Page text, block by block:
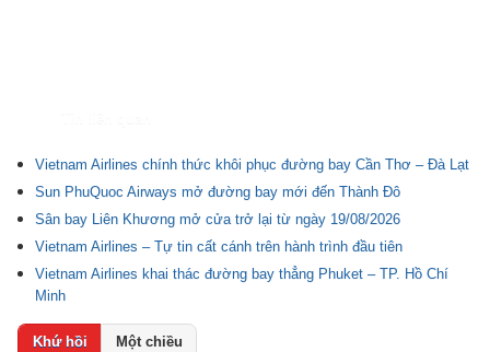
Vietnam Airlines chính thức khôi phục đường bay Cần Thơ – Đà Lạt
Sun PhuQuoc Airways mở đường bay mới đến Thành Đô
Sân bay Liên Khương mở cửa trở lại từ ngày 19/08/2026
Vietnam Airlines – Tự tin cất cánh trên hành trình đầu tiên
Vietnam Airlines khai thác đường bay thẳng Phuket – TP. Hồ Chí
Minh
Khứ hồi Một chiều